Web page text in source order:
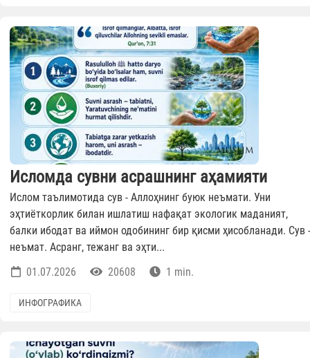
Исломда сувни асрашнинг аҳамияти
Ислом таълимотида сув - Аллоҳнинг буюк неъмати. Уни
эҳтиёткорлик билан ишлатиш нафақат экологик маданият,
балки ибодат ва иймон одобининг бир қисми ҳисобланади. Сув -
неъмат. Асранг, тежанг ва эҳти...
01.07.2026
20608 1 min.
ИНФОГРАФИКА